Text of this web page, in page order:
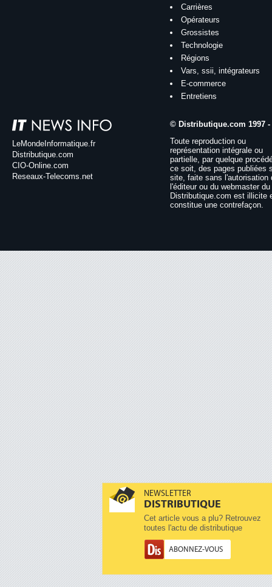
NEWSLETTER
DISTRIBUTIQUE
Cet article vous a plu? Retrouvez
toutes l'actu de distributique
ABONNEZ-VOUS
Carrières
Opérateurs
Grossistes
Technologie
Régions
Vars, ssii, intégrateurs
E-commerce
Entretiens
LeMondeInformatique.fr
Distributique.com
CIO-Online.com
Reseaux-Telecoms.net
© Distributique.com 1997 -
Toute reproduction ou
représentation intégrale ou
partielle, par quelque
ce soit, des pages publiées
site, faite sans l'autorisation
l'éditeur ou du webmaster
Distributique.com est illicite
constitue une contrefaçon.